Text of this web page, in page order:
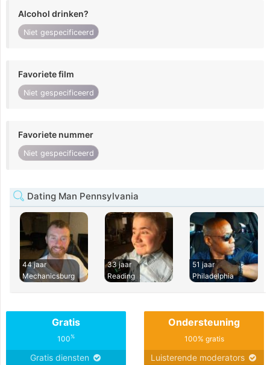
Alcohol drinken?
Niet gespecificeerd
Favoriete film
Niet gespecificeerd
Favoriete nummer
Niet gespecificeerd
Dating Man Pennsylvania
44 jaar
Mechanicsburg
33 jaar
Reading
51 jaar
Philadelphia
Gratis
100%
Gratis diensten
Ondersteuning
100% gratis
Luisterende moderators